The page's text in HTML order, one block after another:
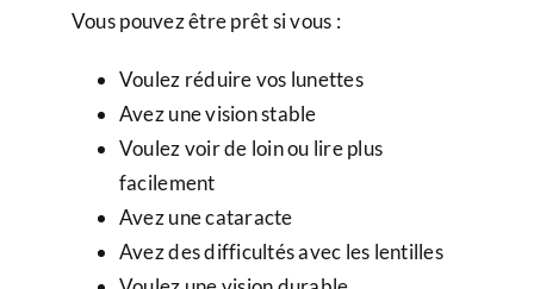
Vous pouvez être prêt si vous :
Voulez réduire vos lunettes
Avez une vision stable
Voulez voir de loin ou lire plus
facilement
Avez une cataracte
Avez des difficultés avec les lentilles